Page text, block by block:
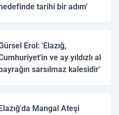
tarihi bir adım’
Erol: 'Elazığ,
ve ay yıldızlı al
sarsılmaz kalesidir'
Elazığ'da Mangal Ateşi